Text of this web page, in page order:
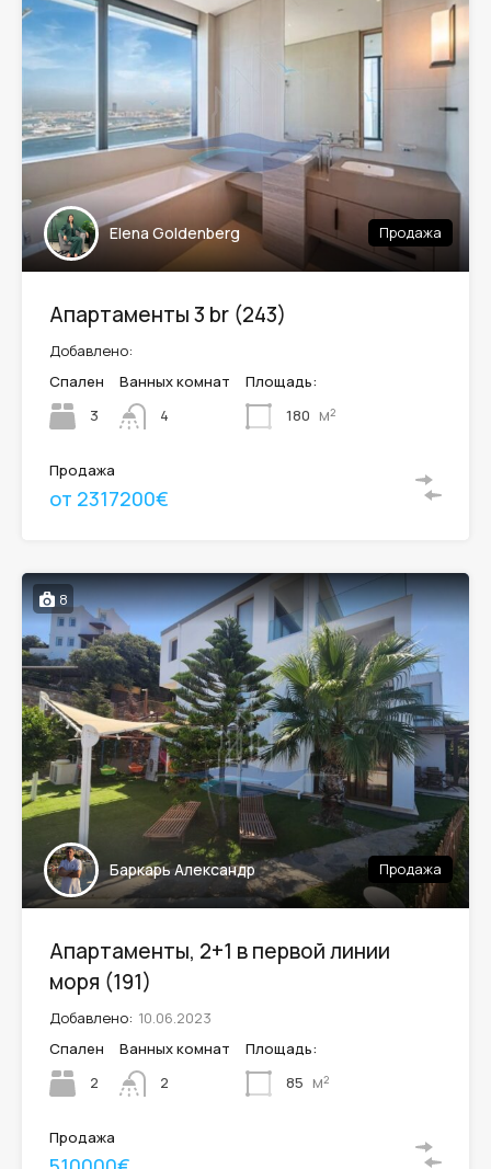
Elena Goldenberg Продажа
Апартаменты 3 br (243)
Добавлено:
Спален
3
Ванных комнат
4
Площадь:
180 м²
Продажа
от 2317200€
8
Баркарь Александр Продажа
Апартаменты, 2+1 в первой линии
моря (191)
Добавлено: 10.06.2023
Спален
2
Ванных комнат
2
Площадь:
85 м²
Продажа